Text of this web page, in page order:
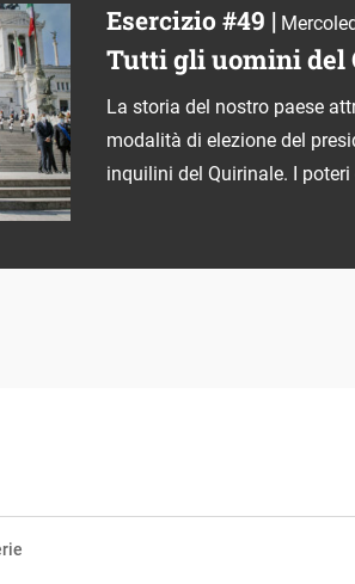
Esercizio #49 |
Tutti gli uomini del
La storia del nostro paese
modalità di elezione del
inquilini del Quirinale. I